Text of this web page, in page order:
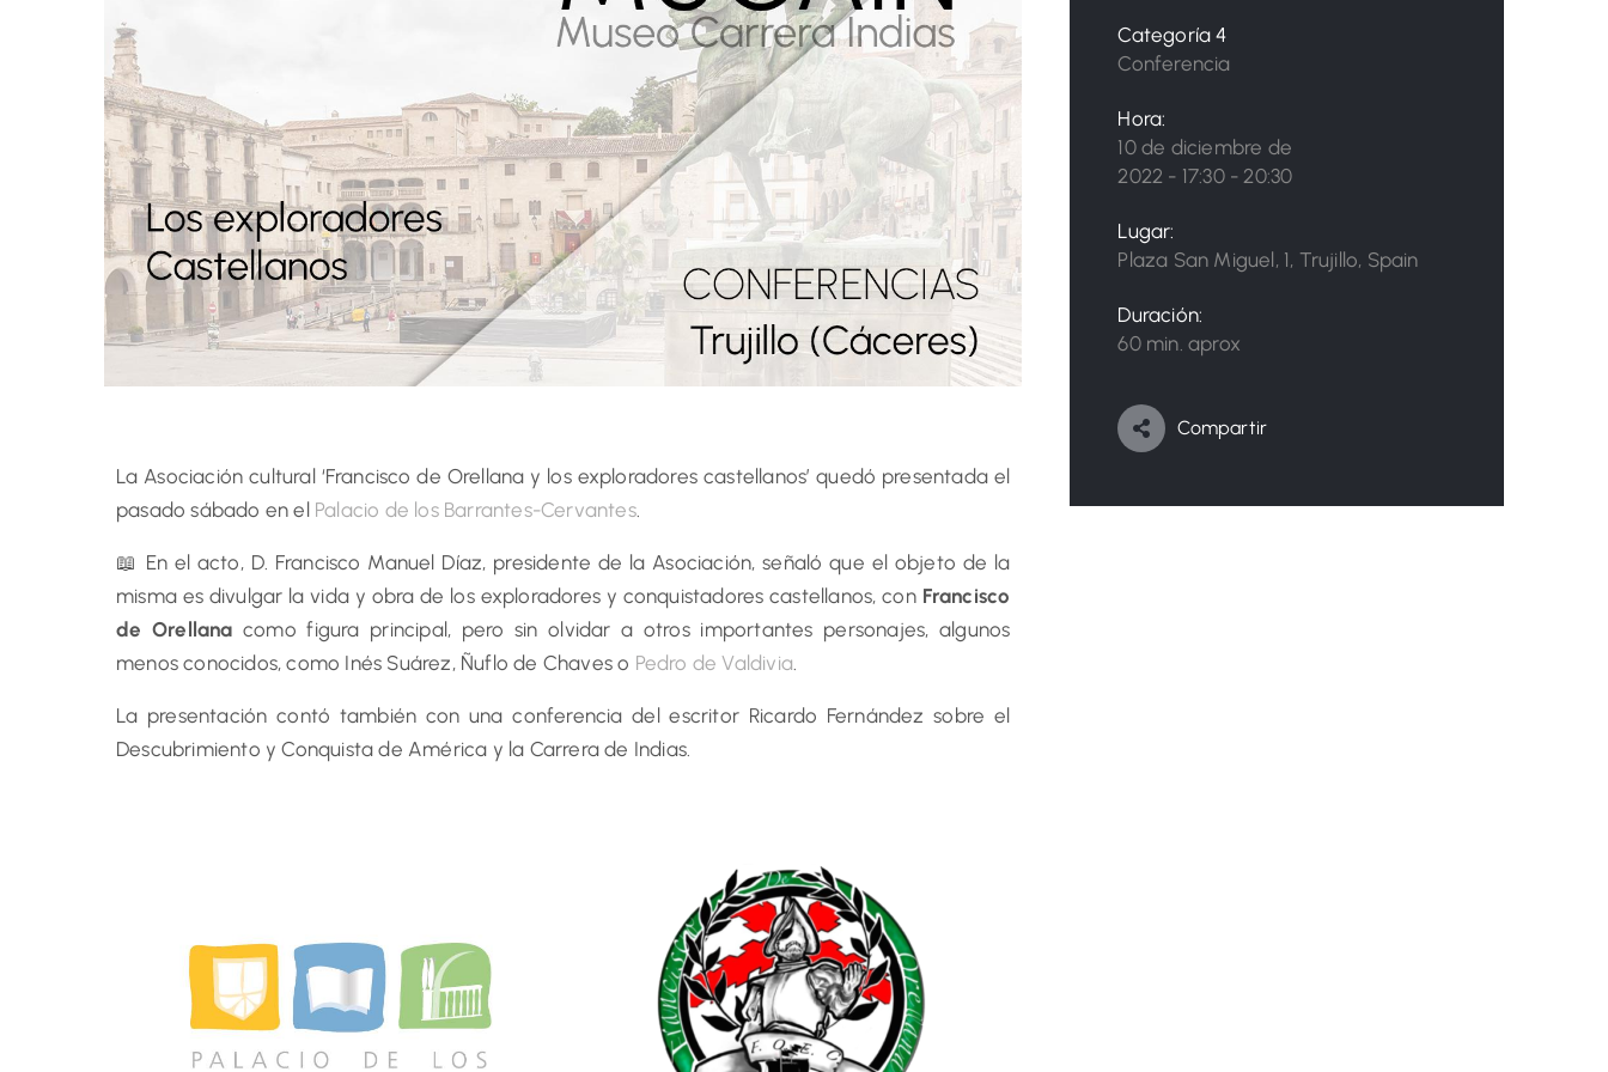
La Asociación cultural ‘Francisco de Orellana y los exploradores castellanos’ quedó presentada el
pasado sábado en el Palacio de los Barrantes-Cervantes.
📖 En el acto, D. Francisco Manuel Díaz, presidente de la Asociación, señaló que el objeto de la
misma es divulgar la vida y obra de los exploradores y conquistadores castellanos, con Francisco
de Orellana como figura principal, pero sin olvidar a otros importantes personajes, algunos
menos conocidos, como Inés Suárez, Ñuflo de Chaves o Pedro de Valdivia
La presentación contó también con una conferencia del escritor Ricardo Fernández sobre el
Descubrimiento y Conquista de América y la Carrera de Indias.
Categoría 4
Conferencia
Hora:
10 de diciembre de
2022 - 17:30 - 20:30
Lugar:
Plaza San Miguel, 1, Trujillo, Spain
Duración:
60 min. aprox
Compartir